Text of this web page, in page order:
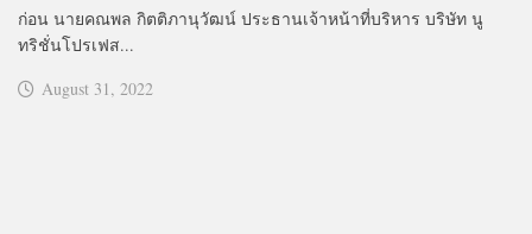
ก่อน นายคณพล กิตติภานุวัฒน์ ประธานเจ้าหน้าที่บริหาร บริษัท นู
ทริชั่นโปรเฟส...
August 31, 2022